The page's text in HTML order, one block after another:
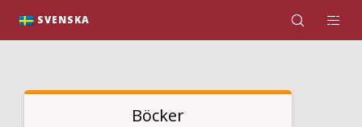
SVENSKA
Böcker